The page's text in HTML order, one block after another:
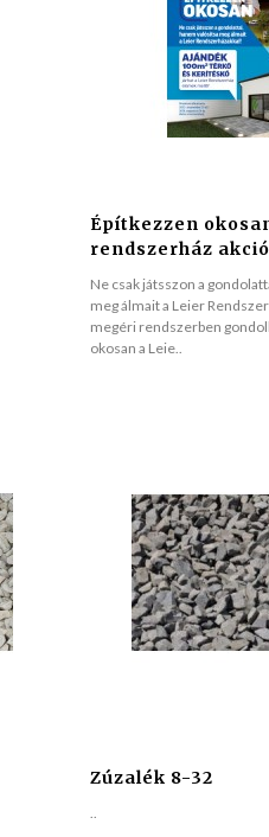
Építkezzen
rendszerház akció
Ne csak játsszon a
meg álmait a Leier
megéri rendszerben
okosan a Leie..
Zúzalék 8-32